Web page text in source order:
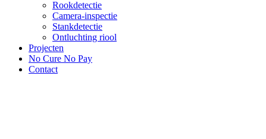
Rookdetectie
Camera-inspectie
Stankdetectie
Ontluchting riool
Projecten
No Cure No Pay
Contact